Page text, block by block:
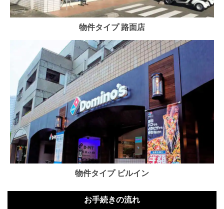
物件タイプ 路面店​
物件タイプ ビルイン​
お手続きの流れ